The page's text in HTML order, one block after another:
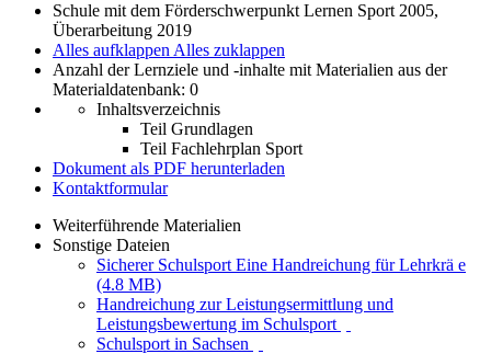
Schule mit dem Förderschwerpunkt Lernen Sport 2005,
Überarbeitung 2019
Alles aufklappen Alles zuklappen
Anzahl der Lernziele und -inhalte mit Materialien aus der
Materialdatenbank: 0
Inhaltsverzeichnis
Teil Grundlagen
Teil Fachlehrplan Sport
Dokument als PDF herunterladen
Kontaktformular
Weiterführende Materialien
Sonstige Dateien
Sicherer Schulsport Eine Handreichung für Lehrkrä e
(4.8 MB)
Handreichung zur Leistungsermittlung und
Leistungsbewertung im Schulsport
Schulsport in Sachsen